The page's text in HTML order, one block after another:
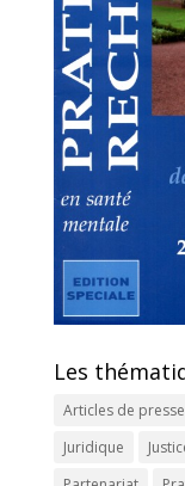
Les
Articles de presse
Juridique